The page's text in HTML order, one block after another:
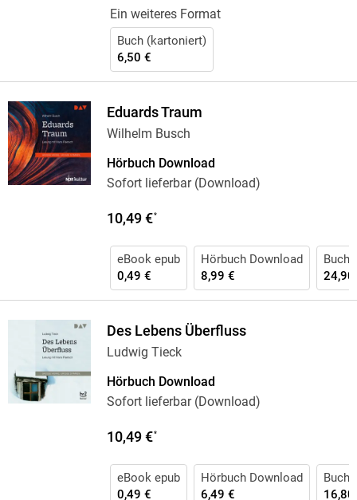
Ein weiteres Format
Buch (kartoniert)
6,50 €
Eduards Traum
Wilhelm Busch
Hörbuch Download
Sofort lieferbar (Download)
10,49 €*
eBook epub
0,49 €
Hörbuch Download
8,99 €
Buch
24,90
Des Lebens Überfluss
Ludwig Tieck
Hörbuch Download
Sofort lieferbar (Download)
10,49 €*
eBook epub
0,49 €
Hörbuch Download
6,49 €
Buch
16,80